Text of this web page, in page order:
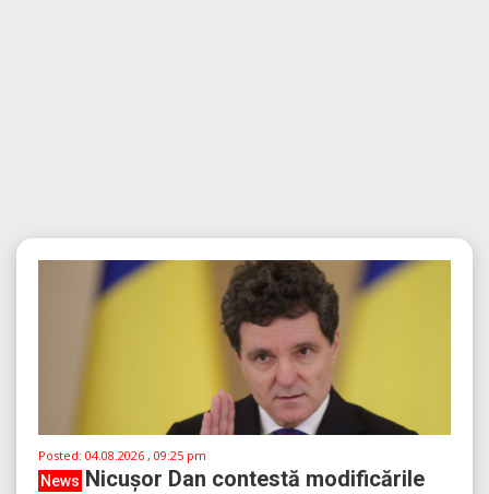
Posted: 04.08.2026 , 09:25 pm
News Nicușor Dan contestă modificările